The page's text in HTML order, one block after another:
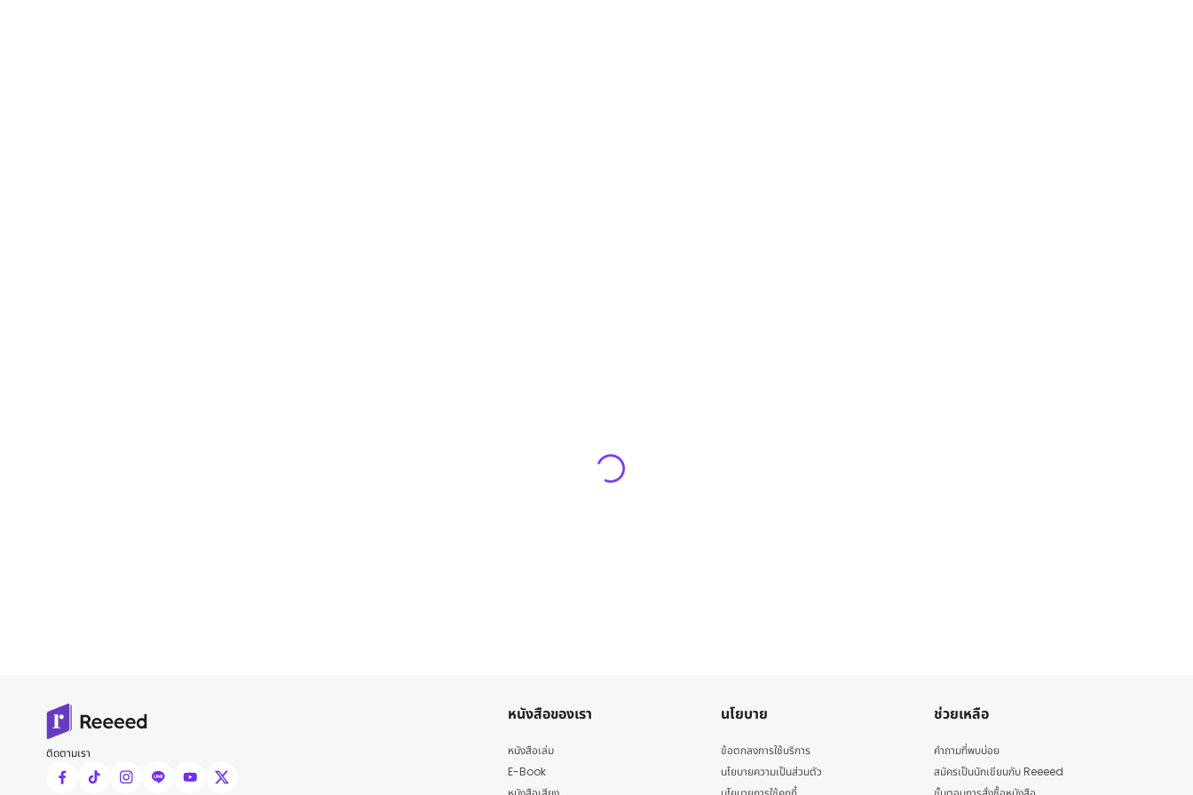
ติดตามเรา
หนังสือของเรา
หนังสือเล่ม
E-Book
นโยบาย
ข้อตกลงการใช้บริการ
นโยบายความเป็นส่วนตัว
ช่วยเหลือ
คำถามที่พบบ่อย
สมัครเป็นนักเขียนกับ Reeeed